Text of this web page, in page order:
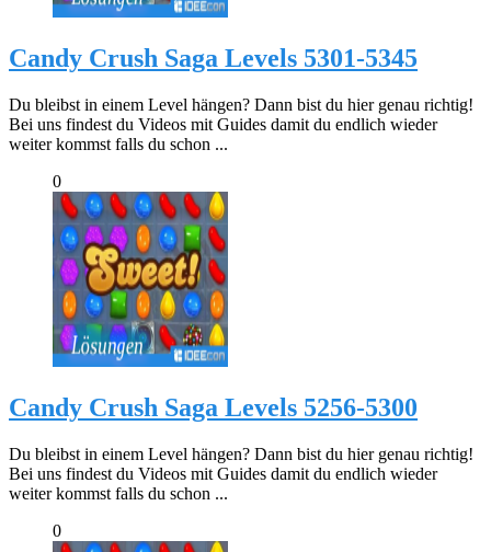
Candy Crush Saga Levels 5301-5345
Du bleibst in einem Level hängen? Dann bist du hier genau richtig!
Bei uns findest du Videos mit Guides damit du endlich wieder
weiter kommst falls du schon ...
0
Candy Crush Saga Levels 5256-5300
Du bleibst in einem Level hängen? Dann bist du hier genau richtig!
Bei uns findest du Videos mit Guides damit du endlich wieder
weiter kommst falls du schon ...
0